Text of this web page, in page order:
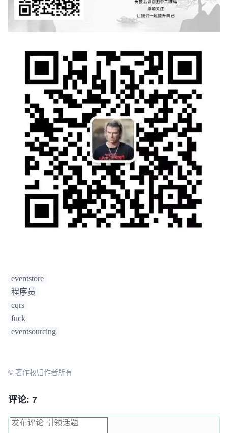
eventstore
程序员
cqrs
fuck
eventsourcing
© 著作权归作者所有
评论: 7